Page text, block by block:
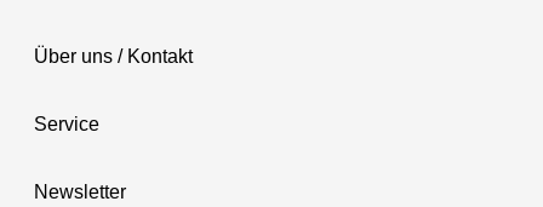
Über uns / Kontakt
Service
Newsletter